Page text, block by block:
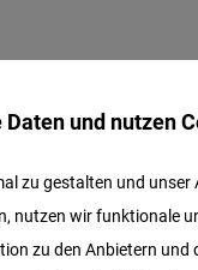
und nutzen
zu gestalten und unser
nutzen wir funktionale
zu den Anbietern und